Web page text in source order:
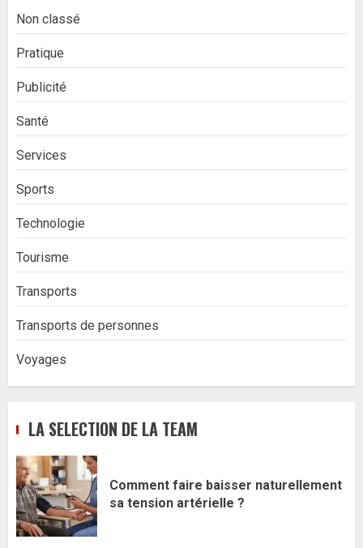
Non classé
Pratique
Publicité
Santé
Services
Sports
Technologie
Tourisme
Transports
Transports de personnes
Voyages
LA SELECTION DE LA TEAM
Comment faire baisser naturellement
sa tension artérielle ?